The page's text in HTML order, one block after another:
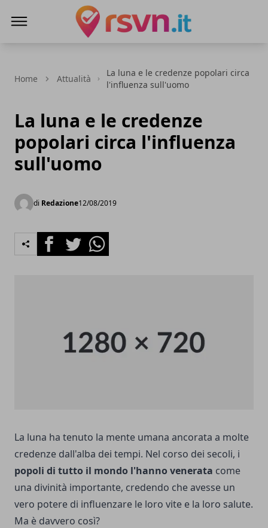
Home Attualità
La luna e le credenze popolari circa
l'influenza sull'uomo
La luna e le credenze
popolari circa l'influenza
sull'uomo
di Redazione12/08/2019
FacebookTwitterWhatsapp
La luna ha tenuto la mente umana ancorata a molte
credenze dall'alba dei tempi. Nel corso dei secoli, i
popoli di tutto il mondo l'hanno venerata come
una divinità importante, credendo che avesse un
vero potere di influenzare le loro vite e la loro salute.
Ma è davvero così?